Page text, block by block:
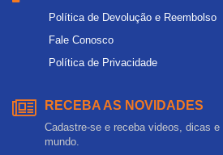
Política de Devolução e Reembolso
Fale Conosco
Política de Privacidade
RECEBA AS NOVIDADES
Cadastre-se e receba videos, dicas
mundo.